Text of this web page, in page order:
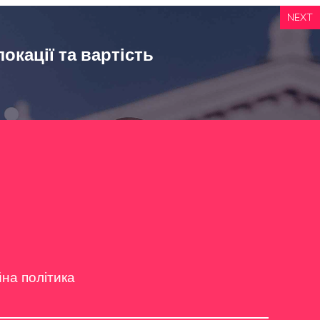
NEXT
та вартість
політика